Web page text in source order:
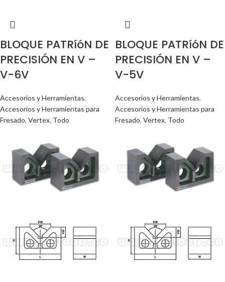
BLOQUE PATRíóN DE
PRECISIÓN EN V –
V-6V
Accesorios y Herramientas,
Accesorios y Herramientas para
Fresado, Vertex, Todo
BLOQUE PATRíóN DE
PRECISIÓN EN V –
V-5V
Accesorios y Herramientas,
Accesorios y Herramientas para
Fresado, Vertex, Todo